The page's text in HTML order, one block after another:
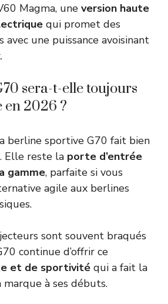
Magma, une version haute
qui promet des
avec une puissance avoisinant
sera-t-elle toujours
en 2026 ?
berline sportive G70 fait bien
Elle reste la porte d’entrée
gamme, parfaite si vous
agile aux berlines
sont souvent braqués
continue d’offrir ce
et de sportivité qui a fait la
à ses débuts.